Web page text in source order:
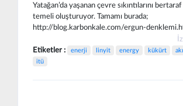
Yatağan’da yaşanan çevre sıkıntılarını
temeli oluşturuyor. Tamamı burada;
http://blog.karbonkale.com/ergun-
Etiketler : enerji linyit energy kükürt
itü